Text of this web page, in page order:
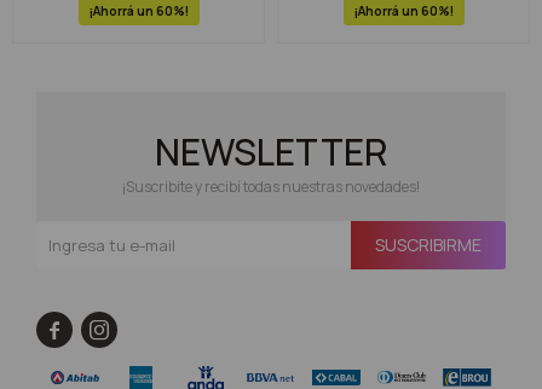
60 60
NEWSLETTER
¡Suscribite y recibí todas nuestras novedades!
SUSCRIBIRME
 